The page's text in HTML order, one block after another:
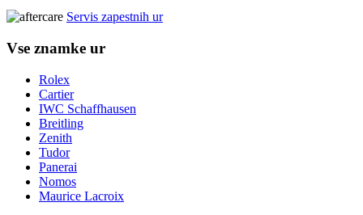
Servis zapestnih ur
Vse znamke ur
Rolex
Cartier
IWC Schaffhausen
Breitling
Zenith
Tudor
Panerai
Nomos
Maurice Lacroix